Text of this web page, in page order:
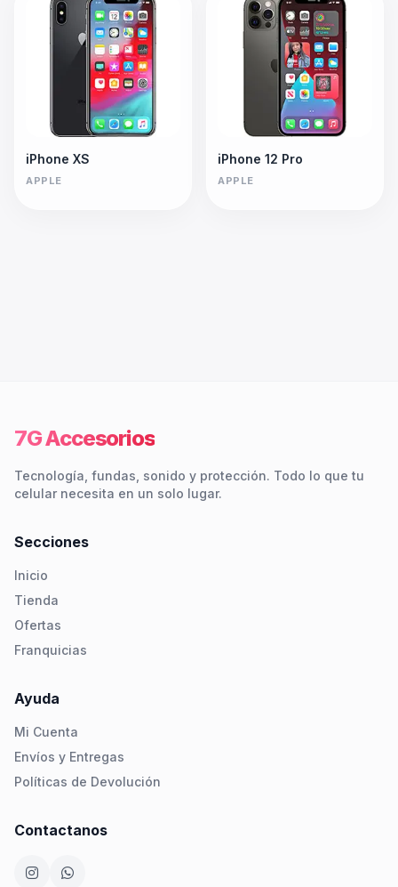
iPhone XS
APPLE
iPhone 12 Pro
APPLE
7G Accesorios
Tecnología, fundas, sonido y protección. Todo lo que tu
celular necesita en un solo lugar.
Secciones
Inicio
Tienda
Ofertas
Franquicias
Ayuda
Mi Cuenta
Envíos y Entregas
Políticas de Devolución
Contactanos